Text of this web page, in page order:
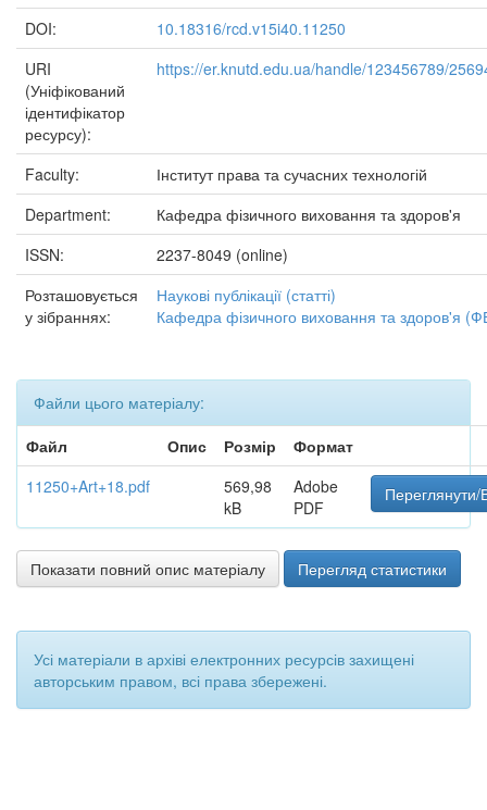
DOI:
10.18316/rcd.v15i40.11250
URI
(Уніфікований
ідентифікатор
ресурсу):
https://er.knutd.edu.ua/handle/123456789/
Faculty:
Інститут права та сучасних технологій
Department:
Кафедра фізичного виховання та здоров'я
ISSN:
2237-8049 (online)
Розташовується
у зібраннях:
Наукові публікації (статті)
Кафедра фізичного виховання та здоров'я
Файли цього матеріалу:
Файл
Опис Розмір
Формат
11250+Art+18.pdf
569,98
kB
Adobe
PDF
Переглянути/
Показати повний опис матеріалу Перегляд статистики
Усі матеріали в архіві електронних ресурсів захищені
авторським правом, всі права збережені.